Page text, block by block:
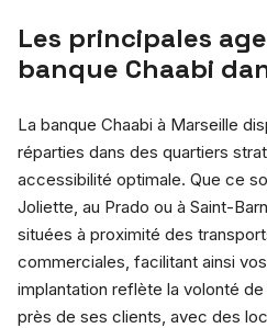
Les principales
banque Chaabi
La banque Chaabi à Marseille
réparties dans des quartiers
accessibilité optimale. Que ce
Joliette, au Prado ou à Saint-
situées à proximité des
commerciales, facilitant ainsi
implantation reflète la volonté de
près de ses clients, avec des